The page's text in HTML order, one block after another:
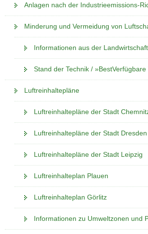
Anlagen nach der Industrieemissions-
Minderung und Vermeidung von
Informationen aus der Landwirtschaft
Stand der Technik / »BestVerfügbare
Luftreinhaltepläne
Luftreinhaltepläne der Stadt
Luftreinhaltepläne der Stadt Dresden
Luftreinhaltepläne der Stadt Leipzig
Luftreinhalteplan Plauen
Luftreinhalteplan Görlitz
Informationen zu Umweltzonen und